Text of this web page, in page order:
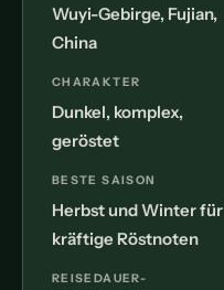
Wuyi-Gebirge, Fujian,
China
CHARAKTER
Dunkel, komplex,
geröstet
BESTE SAISON
Herbst und Winter für
kräftige Röstnoten
REISEDAUER-